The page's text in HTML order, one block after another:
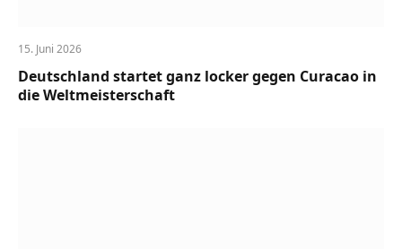
15. Juni 2026
Deutschland startet ganz locker gegen Curacao in
die Weltmeisterschaft